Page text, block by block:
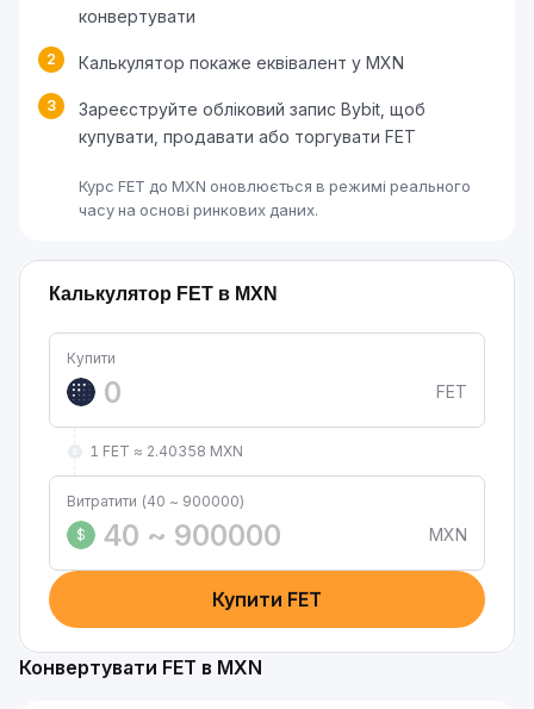
конвертувати
2 Калькулятор покаже еквівалент у MXN
3
Зареєструйте обліковий запис Bybit, щоб
купувати, продавати або торгувати FET
Курс FET до MXN оновлюється в режимі реального
часу на основі ринкових даних.
Калькулятор FET в MXN
Купити
FET
1 FET ≈ 2.40358 MXN
Витратити (40 ~ 900000)
$
MXN
Купити FET
Конвертувати FET в MXN